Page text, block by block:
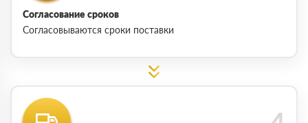
Согласование сроков
Согласовываются сроки поставки